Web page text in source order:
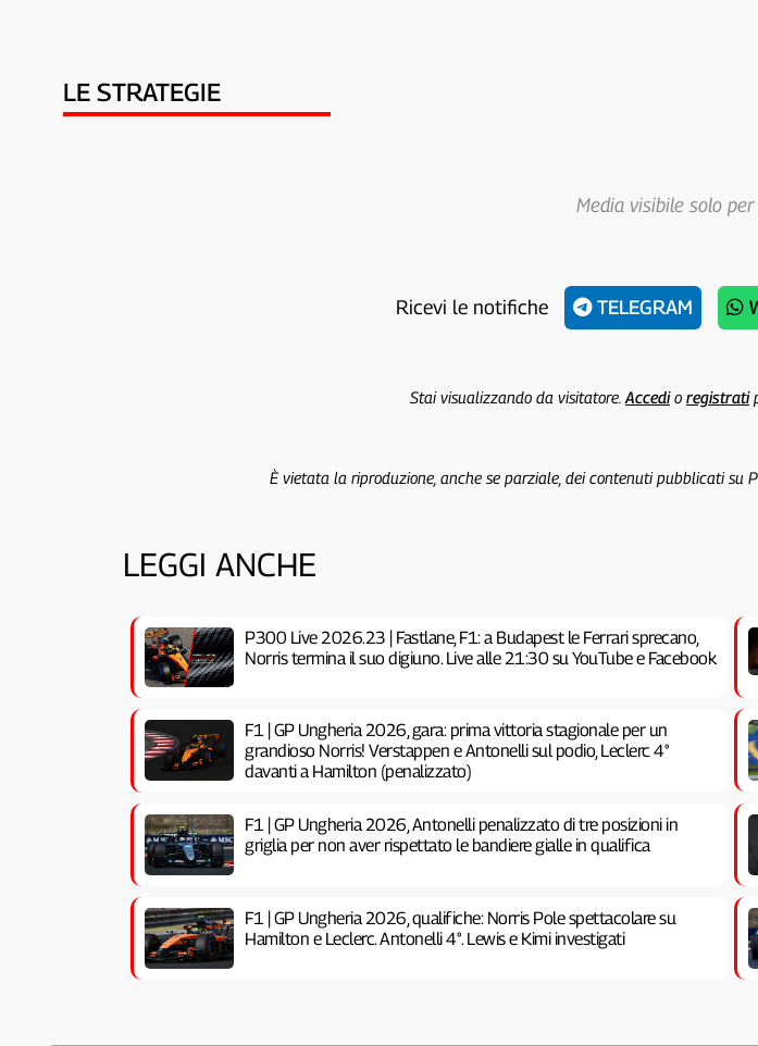
LE STRATEGIE
Media visibile solo
Ricevi le notifiche TELEGRAM
Stai visualizzando da visitatore. Accedio registrati
È vietata la riproduzione, anche se parziale, dei contenuti pubblicati
LEGGI ANCHE
P300 Live 2026.23 | Fastlane, F1: a Budapest le Ferrari sprecano,
Norris termina il suo digiuno. Live alle 21:30 su YouTube e Facebook
F1 | GP Ungheria 2026, gara: prima vittoria stagionale per un
grandioso Norris! Verstappen e Antonelli sul podio, Leclerc 4°
davanti a Hamilton (penalizzato)
F1 | GP Ungheria 2026, Antonelli penalizzato di tre posizioni in
griglia per non aver rispettato le bandiere gialle in qualifica
F1 | GP Ungheria 2026, qualifiche: Norris Pole spettacolare su
Hamilton e Leclerc. Antonelli 4°. Lewis e Kimi investigati